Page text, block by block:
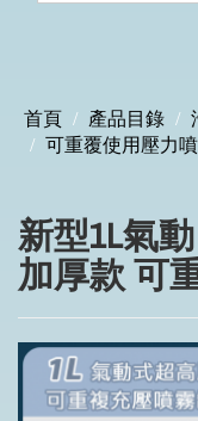
首頁 產品目錄
可重覆使用壓力
新型1L氣
加厚款 可